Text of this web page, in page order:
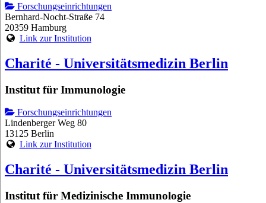
Forschungseinrichtungen
Bernhard-Nocht-Straße 74
20359 Hamburg
Link zur Institution
Charité - Universitätsmedizin Berlin
Institut für Immunologie
Forschungseinrichtungen
Lindenberger Weg 80
13125 Berlin
Link zur Institution
Charité - Universitätsmedizin Berlin
Institut für Medizinische Immunologie